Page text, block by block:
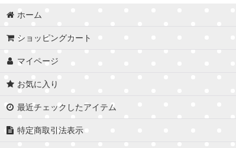
ホーム
ショッピングカート
マイページ
お気に入り
最近チェックしたアイテム
特定商取引法表示